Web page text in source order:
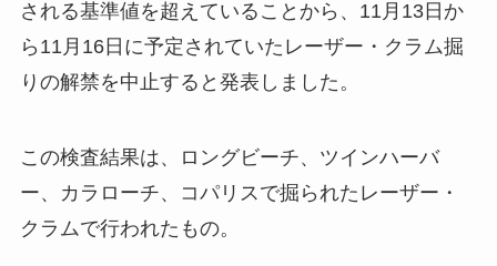
される基準値を超えていることから、11月13日か
ら11月16日に予定されていたレーザー・クラム掘
りの解禁を中止すると発表しました。
この検査結果は、ロングビーチ、ツインハーバ
ー、カラローチ、コパリスで掘られたレーザー・
クラムで行われたもの。